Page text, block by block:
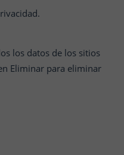
los datos de los sitios
Eliminar para eliminar